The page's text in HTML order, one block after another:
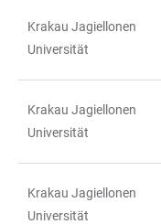
Krakau Jagiellonen
Universität
Krakau Jagiellonen
Universität
Krakau Jagiellonen
Universität